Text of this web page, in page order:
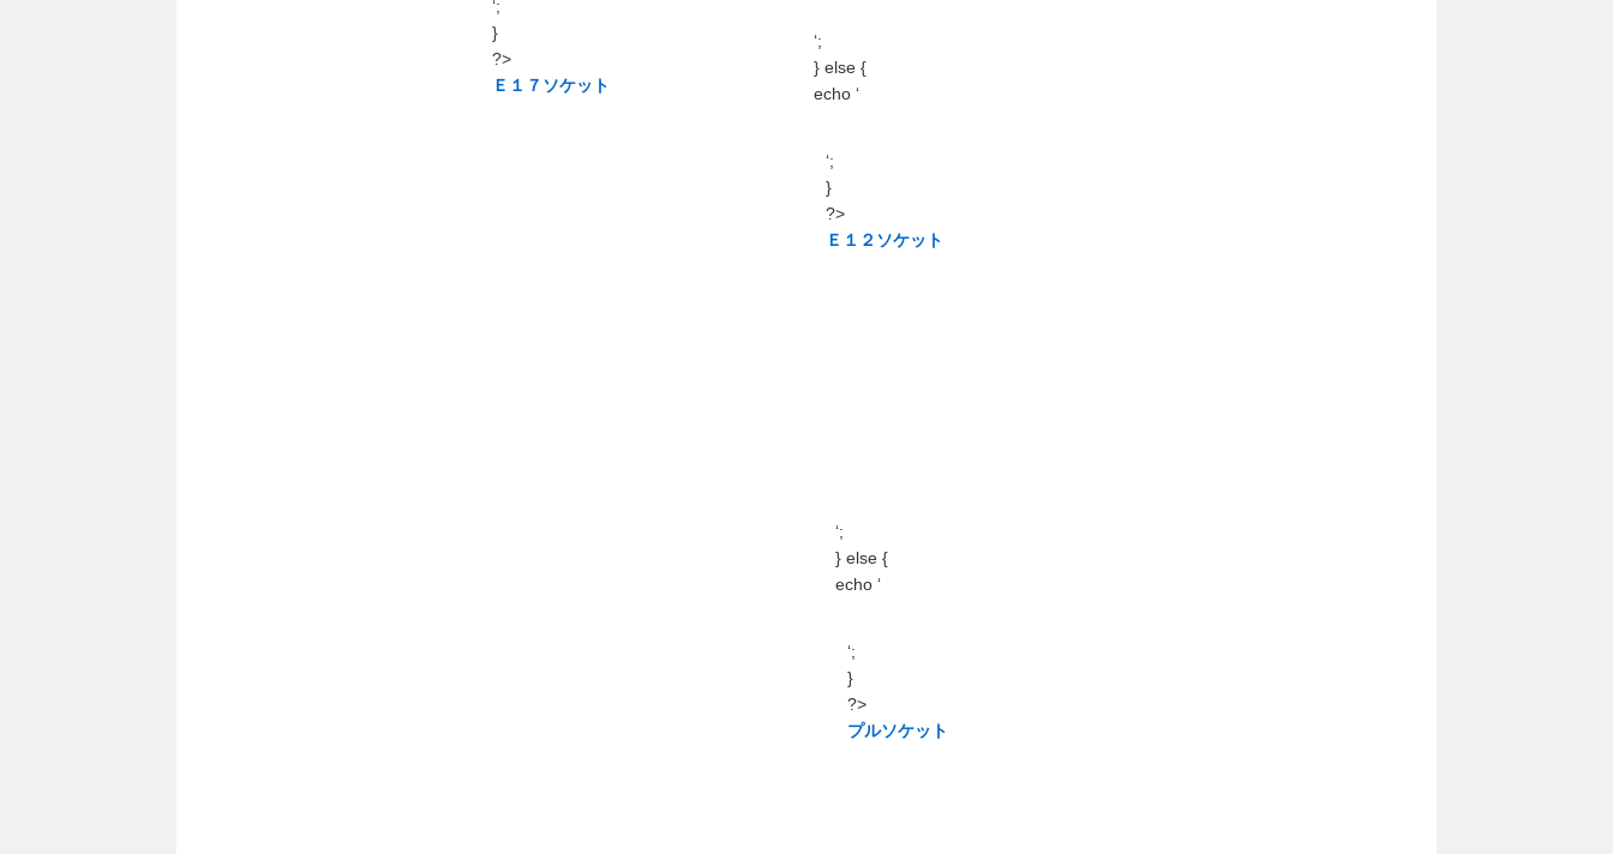
‘;
}
?>
Ｅ１７ソケット
‘;
} else {
echo ‘
‘;
}
?>
Ｅ１２ソケット
‘;
} else {
echo ‘
‘;
}
?>
プルソケット